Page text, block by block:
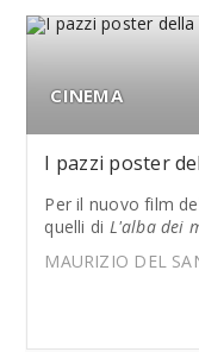
CINEMA
I pazzi poster
Per il nuovo film
quelli di L'alba dei
MAURIZIO DEL